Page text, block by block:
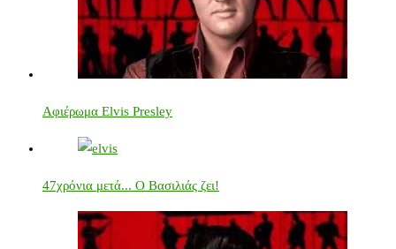
Αφιέρωμα Elvis Presley
47χρόνια μετά... Ο Βασιλιάς ζει!